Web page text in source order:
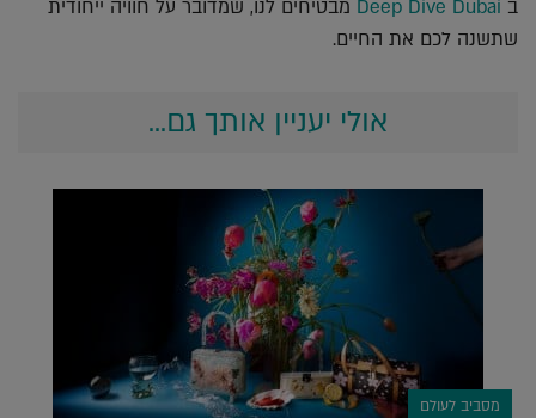
ב Deep Dive Dubai מבטיחים לנו, שמדובר על חוויה ייחודית
שתשנה לכם את החיים.
אולי יעניין אותך גם...
מסביב לעולם